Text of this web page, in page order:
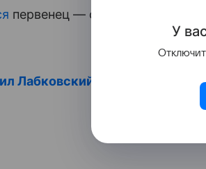
первенец — сын Дакота. В
Лабковский рассказал, как
У